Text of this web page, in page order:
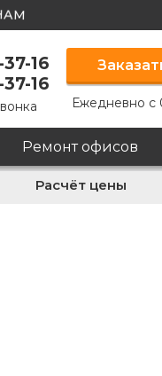
16
16
Ежедневно с
Ремонт офисов
Расчёт цены